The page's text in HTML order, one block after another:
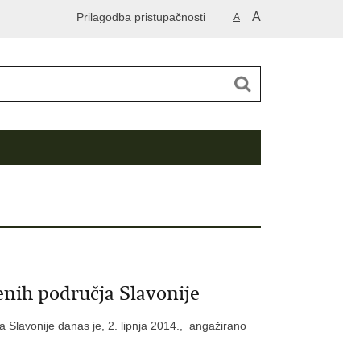
A A
Prilagodba pristupačnosti
područja Slavonije
Slavonije danas je, 2. lipnja 2014., angažirano